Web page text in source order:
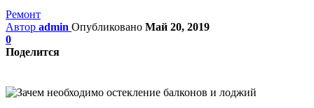
Ремонт
Автор admin Опубликовано Май 20, 2019
0
Поделится